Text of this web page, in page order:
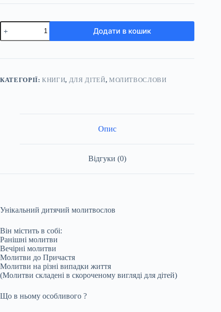
Додати в кошик
КАТЕГОРІЇ:КНИГИ, ДЛЯ ДІТЕЙ, МОЛИТВОСЛОВИ
Опис
Відгуки (0)
Унікальний дитячий молитвослов
Він містить в собі:
Ранішні молитви
Вечірні молитви
Молитви до Причастя
Молитви на різні випадки життя
(Молитви складені в скороченому вигляді для дітей)
Що в ньому особливого ?